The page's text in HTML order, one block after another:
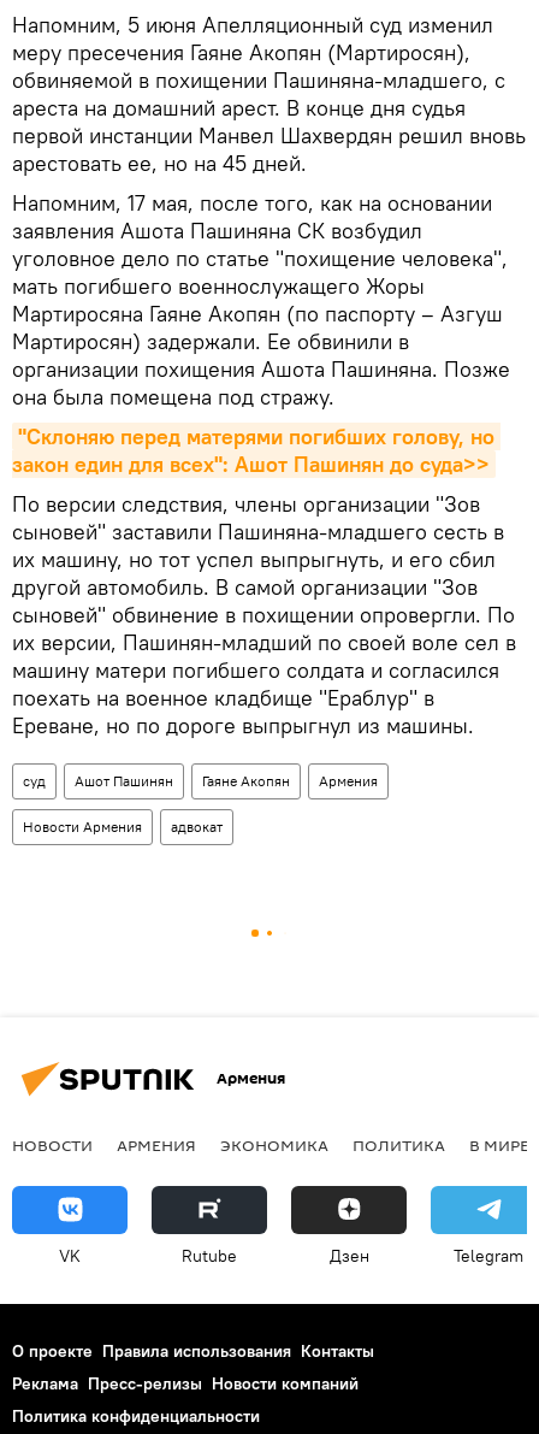
Напомним, 5 июня Апелляционный суд изменил
меру пресечения Гаяне Акопян (Мартиросян),
обвиняемой в похищении Пашиняна-младшего, с
ареста на домашний арест. В конце дня судья
первой инстанции Манвел Шахвердян решил вновь
арестовать ее, но на 45 дней.
Напомним, 17 мая, после того, как на основании
заявления Ашота Пашиняна СК возбудил
уголовное дело по статье "похищение человека",
мать погибшего военнослужащего Жоры
Мартиросяна Гаяне Акопян (по паспорту – Азгуш
Мартиросян) задержали. Ее обвинили в
организации похищения Ашота Пашиняна. Позже
она была помещена под стражу.
"Склоняю перед матерями погибших голову, но
закон един для всех": Ашот Пашинян до суда>>
По версии следствия, члены организации "Зов
сыновей" заставили Пашиняна-младшего сесть в
их машину, но тот успел выпрыгнуть, и его сбил
другой автомобиль. В самой организации "Зов
сыновей" обвинение в похищении опровергли. По
их версии, Пашинян-младший по своей воле сел в
машину матери погибшего солдата и согласился
поехать на военное кладбище "Ераблур" в
Ереване, но по дороге выпрыгнул из машины.
суд Ашот Пашинян Гаяне Акопян Армения
Новости Армения адвокат
Армения
НОВОСТИ АРМЕНИЯ ЭКОНОМИКА ПОЛИТИКА В МИРЕ
VK Rutube Дзен Telegram
О проекте Правила использования Контакты
Реклама Пресс-релизы Новости компаний
Политика конфиденциальности